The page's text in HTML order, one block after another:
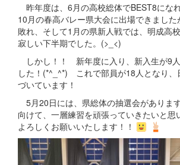
昨年度は、6月の高校総体でBEST8にな
10月の春高バレー県大会に出場できました
敗れ、そして1月の県新人戦では、明成高
寂しい下半期でした。(>_<)
しかし！！ 新年度に入り、新入生が9
した！(*^_^*) これで部員が18人となり、
づいています！
5月20日には、県総体の抽選会がありま
向けて、一層練習を頑張っていきたいと思
よろしくお願いいたします！！